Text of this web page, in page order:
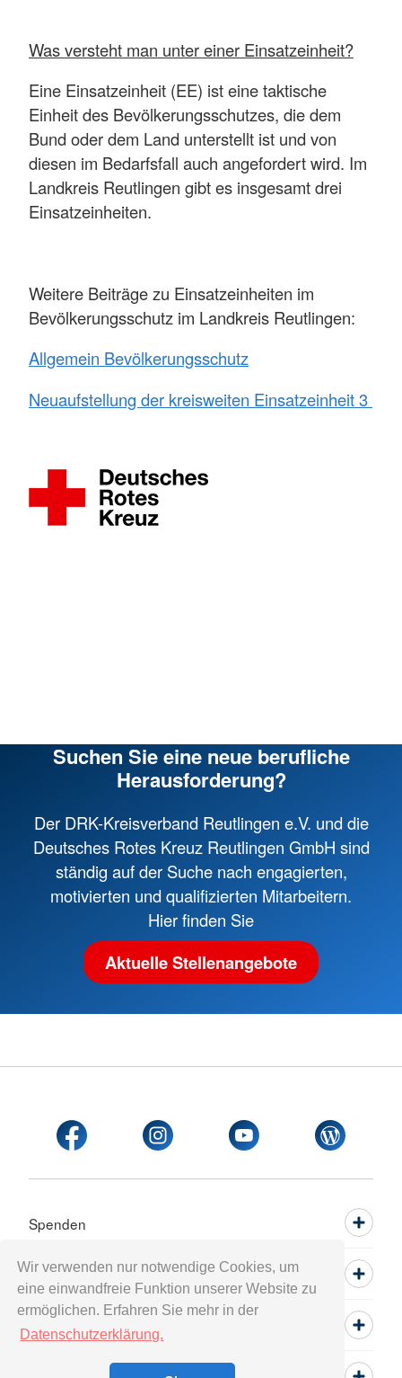
Wir verwenden nur notwendige Cookies, um
eine einwandfreie Funktion unserer Website zu
ermöglichen. Erfahren Sie mehr in der
Datenschutzerklärung.
Was versteht man unter einer Einsatzeinheit?
Eine Einsatzeinheit (EE) ist eine taktische
Einheit des Bevölkerungsschutzes, die dem
Bund oder dem Land unterstellt ist und von
diesen im Bedarfsfall auch angefordert wird. Im
Landkreis Reutlingen gibt es insgesamt drei
Einsatzeinheiten.
Weitere Beiträge zu Einsatzeinheiten im
Bevölkerungsschutz im Landkreis Reutlingen:
Allgemein Bevölkerungsschutz
Neuaufstellung der kreisweiten Einsatzeinheit 3
Suchen Sie eine neue berufliche
Herausforderung?
Der DRK-Kreisverband Reutlingen e.V. und die
Deutsches Rotes Kreuz Reutlingen GmbH sind
ständig auf der Suche nach engagierten,
motivierten und qualifizierten Mitarbeitern.
Hier finden Sie
Aktuelle Stellenangebote
Spenden
Mitwirken
Informieren